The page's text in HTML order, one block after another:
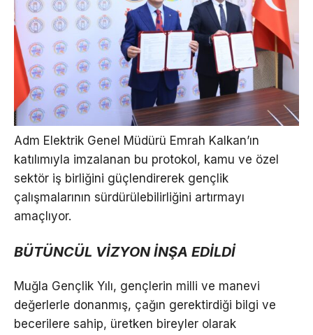
Adm Elektrik Genel Müdürü Emrah Kalkan’ın
katılımıyla imzalanan bu protokol, kamu ve özel
sektör iş birliğini güçlendirerek gençlik
çalışmalarının sürdürülebilirliğini artırmayı
amaçlıyor.
BÜTÜNCÜL VİZYON İNŞA EDİLDİ
Muğla Gençlik Yılı, gençlerin milli ve manevi
değerlerle donanmış, çağın gerektirdiği bilgi ve
becerilere sahip, üretken bireyler olarak